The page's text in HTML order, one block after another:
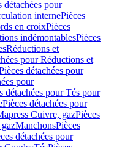
détachées pour
internePièces
en croixPièces
indémontablesPièces
Réductions et
pour Réductions et
détachées pour
pour
détachées pour Tés pour
Pièces détachées pour
Cuivre, gazPièces
ManchonsPièces
détachées pour